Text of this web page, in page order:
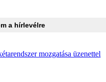
a hírlevélre
mozgatása üzenettel